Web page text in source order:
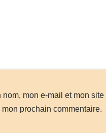
nom, mon e-mail et mon
prochain commentaire.